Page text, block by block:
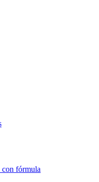
fórmula